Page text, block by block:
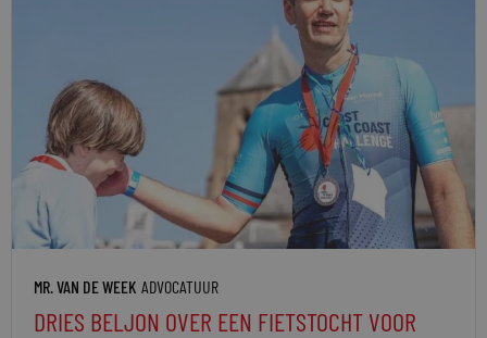
MR. VAN DE WEEK ADVOCATUUR
DRIES BELJON OVER EEN FIETSTOCHT VOOR